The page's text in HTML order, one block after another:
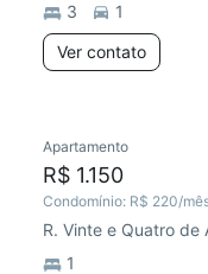
3
1
Ver contato
Apartamento
R$ 1.150
Condomínio: R$ 220/
R. Vinte e Quatro de
1